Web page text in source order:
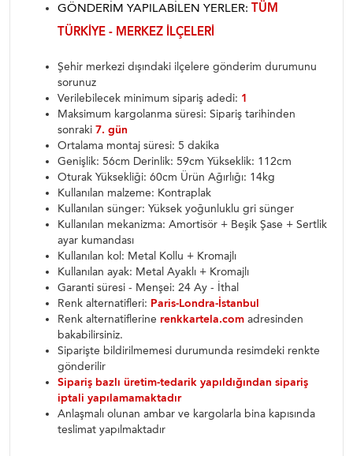
GÖNDERIM YAPILABILEN YERLER: TÜM
TÜRKIYE - MERKEZ ILÇELERI
Şehir merkezi dışındaki ilçelere gönderim durumunu
sorunuz
Verilebilecek minimum sipariş adedi: 1
Maksimum kargolanma süresi: Sipariş tarihinden
sonraki 7. gün
Ortalama montaj süresi: 5 dakika
Genişlik: 56cm Derinlik: 59cm Yükseklik: 112cm
Oturak Yüksekliği: 60cm Ürün Ağırlığı: 14kg
Kullanılan malzeme: Kontraplak
Kullanılan sünger: Yüksek yoğunluklu gri sünger
Kullanılan mekanizma: Amortisör + Beşik Şase + Sertlik
ayar kumandası
Kullanılan kol: Metal Kollu + Kromajlı
Kullanılan ayak: Metal Ayaklı + Kromajlı
Garanti süresi - Menşei: 24 Ay - İthal
Renk alternatifleri: Paris-Londra-İstanbul
Renk alternatiflerine renkkartela.com adresinden
bakabilirsiniz.
Siparişte bildirilmemesi durumunda resimdeki renkte
gönderilir
Sipariş bazlı üretim-tedarik yapıldığından sipariş
iptali yapılamamaktadır
Anlaşmalı olunan ambar ve kargolarla bina kapısında
teslimat yapılmaktadır